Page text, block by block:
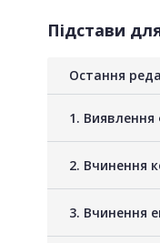
Підстави
Остання
1.
2. Вчинення
3. Вчинення